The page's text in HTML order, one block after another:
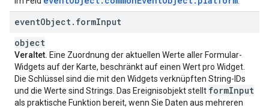
eventObject. formInput
object
Veraltet. Eine Zuordnung der aktuellen Werte aller Formular-
Widgets auf der Karte, beschränkt auf einen Wert pro Widget.
Die Schlüssel sind die mit den Widgets verknüpften String-IDs
und die Werte sind Strings. Das Ereignisobjekt stellt formInput
als praktische Funktion bereit, wenn Sie Daten aus mehreren